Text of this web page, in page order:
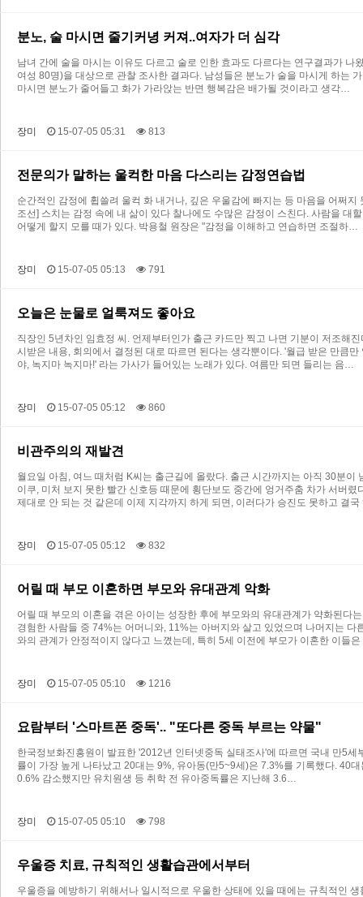
분노, 술 마시면 줄기커녕 커져..여자가 더 심각
남녀 간에 술을 마시는 이유도 다르고 술로 인한 효과도 다르다는 연구결과가
여성 80명)을 대상으로 관찰 조사한 결과다. 남성들은 분노가 술을 마시게 하는
마시면 분노가 줄어들고 화가 가라앉는 반면 행복감은 배가될 것이라고 생각…
장미 15-07-05 05:31 813
전문의가 말하는 울컥한 마음 다스리는 감정연습법
순간적인 감정에 휩쓸려 울컥 화 내거나, 깊은 우울감에 빠지는 등 마음을 어쩌
조선] 스치는 감정 속에 내 삶이 있다 찰나에도 수많은 감정이 스친다. 사람을
어떻게 할지 모를 때가 있다. 박용철 원장은 "감정을 이해하고 연습하면 조절하…
장미 15-07-05 05:13 791
오늘은 눈물로 얼룩져도 좋아요
직장인 5년차인 임효정 씨. 언제부터인가 출근 카드만 찍고 나면 기분이 저조해
시받은 내용, 회의에서 결정된 대로 따르면 된다는 생각뿐이다. '월급 받은 만큼
야, 녹지마 녹지마!' 라는 가사가 들어있는 노래가 있다. 여름만 되면 들리는 음…
장미 15-07-05 05:12 860
비관주의의 재발견
월요일 아침, 여느 때처럼 K씨는 출근길에 올랐다. 출근 시간까지는 아직 30분
이쿠, 미처 보지 못한 빨간 신호등 때문에 횡단보도 중간에 엉거주춤 차가 서버
제대로 안 되는 것 같은데 이제 지각까지 하게 되면, 이러다가 승진도 못하고 결
장미 15-07-05 05:12 832
어릴 때 부모 이혼하면 부모와 유대관계 악화
어릴 때 부모의 이혼을 겪은 아이는 성장한 후에 부모와의 유대관계가 약화된다
경험한 사람들 중 74%는 어머니와, 11%는 아버지와 살고 있었으며 나머지는
와의 관계가 안정적이지 않다고 느꼈는데, 특히 5세 이전에 부모가 이혼한 이들
장미 15-07-05 05:10 1216
요람부터 '스마트폰 중독'.. "또다른 중독 부르는 약물"
한국정보화진흥원이 발표한 '2012년 인터넷중독 실태조사'에 따르면 국내 만5
률이 가장 높게 나타났고 20대는 9%, 유아동(만5~9세)은 7.3%를 기록했다. 40
0.6% 감소했지만 유치원생 등 취학 전 유아중독률은 지난해 3.6…
장미 15-07-05 05:10 798
우울증 치료, 규칙적인 생활습관에서부터
우울증을 예방하기 위해서나 일시적으로 우울한 상태에 있을 때에는 규칙적인